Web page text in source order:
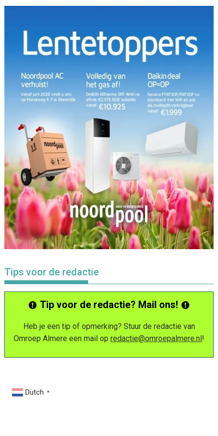
Tips voor de redactie
Tip voor de redactie? Mail ons!
Heb je een tip of opmerking? Stuur de redactie van
Omroep Almere een mail op redactie@omroepalmere.nl!
Dutch ▼